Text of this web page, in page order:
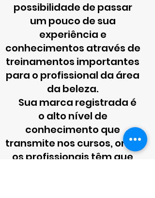
possibilidade de passar
um pouco de sua
experiência e
conhecimentos através de
treinamentos importantes
para o profissional da área
da beleza.
Sua marca registrada é
o alto nível de
conhecimento que
transmite nos cursos, onde
os profissionais têm que